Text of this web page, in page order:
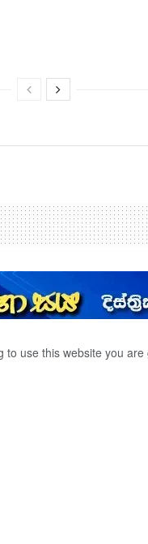
to use this website you